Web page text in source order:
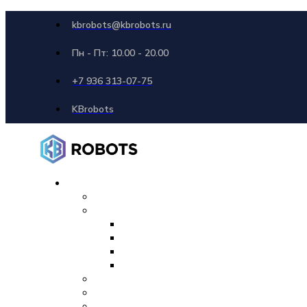
kbrobots@kbrobots.ru
Пн - Пт: 10.00 - 20.00
+7 936 313-07-75
KBrobots